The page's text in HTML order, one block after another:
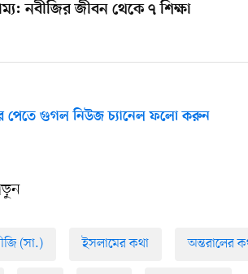
নবীজির জীবন থেকে ৭ শিক্ষা
পেতে গুগল নিউজ চ্যানেল ফলো করুন
(সা.) ইসলামের কথা অন্তরালের